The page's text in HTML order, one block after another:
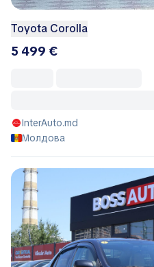
Toyota Corolla
5 499 €
InterAuto.md
Молдова